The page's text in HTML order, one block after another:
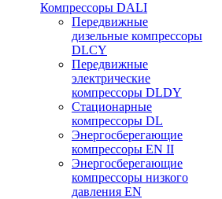
Компрессоры DALI
Передвижные
дизельные компрессоры
DLCY
Передвижные
электрические
компрессоры DLDY
Стационарные
компрессоры DL
Энергосберегающие
компрессоры EN II
Энергосберегающие
компрессоры низкого
давления EN